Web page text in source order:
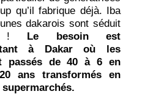
qu’il fabrique déjà. Iba
dakarois sont séduit
! Le besoin est
à Dakar où les
passés de 40 à 6 en
ans transformés en